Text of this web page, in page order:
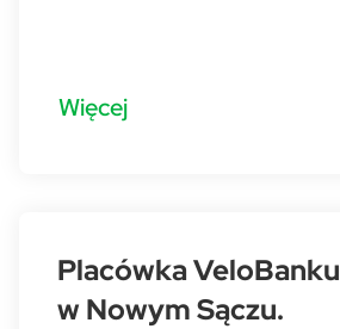
Więcej
Placówka VeloBanku
w Nowym Sączu.